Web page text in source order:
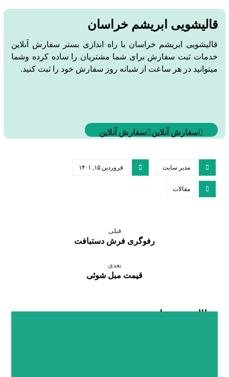
قالیشویی ابریشم خراسان
قالیشویی ابریشم خراسان با راه اندازی بستر سفارش آنلاین
خدمات ثبت سفارش برای شما مشتریان را ساده کرده وشما
میتوانید در هر ساعت از شبانه روز سفارش خود را ثبت کنید.
سفارش آنلاین سفارش آنلاین
مدیر سایت فروردین ۱۵, ۱۴۰۱
مقالات
قبلی
رفوگری فرش دستبافت
بعدی
قیمت مبل‌ شوئی
مطالب مرتبط ...